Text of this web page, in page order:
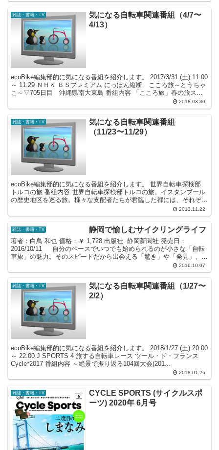
雑誌・書籍・TV
気になる自転車関連番組（4/7〜
4/13）
ecoBike編集部的に気になる番組を紹介します。 2017/3/31 (土) 11:00
～ 11:29 ＮＨＫ ＢＳプレミアム にっぽん縦断 こころ旅～とうちゃ
こ～▽705日目 沖縄県南大東島 番組内容 「こころ旅」春の旅スタ
2018.03.30
雑誌・書籍・TV
気になる自転車関連番組
（11/23〜11/29）
ecoBike編集部的に気になる番組を紹介します。 世界自転車探検部
トルコの旅 番組内容 世界自転車探検部トルコの旅。イスタンブール
の歴史地区を巡る旅。様々な支配者たちが君臨した都には、それぞれ
2013.11.22
雑誌・書籍・TV 静岡で愉しむサイクリングライフ
著者：白鳥 和也 価格：￥ 1,728 出版社: 静岡新聞社 発売日：
2016/10/11 自分のペースでいつでも始められるのが小さな「自転
車旅」の魅力。そのスピードだから出会える「驚き」や「発見」、そ
2016.10.07
雑誌・書籍・TV
気になる自転車関連番組（1/27〜
2/2）
ecoBike編集部的に気になる番組を紹介します。 2018/1/27 (土) 20:00
～ 22:00 J SPORTS 4 旅する自転車レース ツール・ド・フランス
Cycle*2017 番組内容 ～絶景で振り返る104回大会(201...
2018.01.26
雑誌・書籍・TV
CYCLE SPORTS (サイクルスポ
ーツ) 2020年 6月号